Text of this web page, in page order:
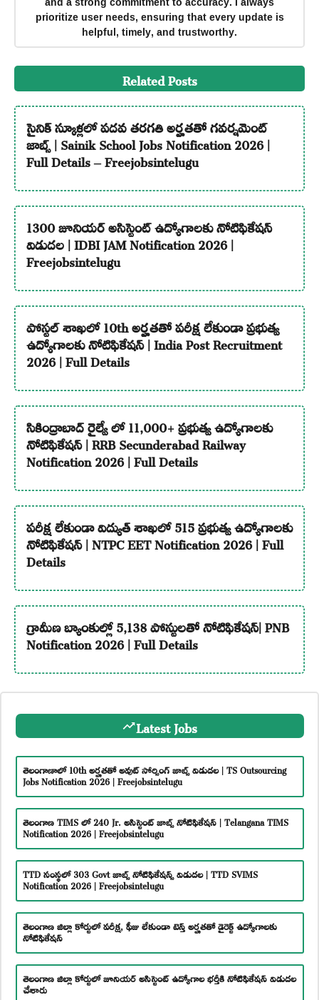
prioritize user needs, ensuring that every update is
helpful, timely, and trustworthy.
Related Posts
సైనిక్ స్కూళ్లలో పదవ తరగతి అర్హతతో గవర్నమెంట్
జాబ్స్ | Sainik School Jobs Notification 2026 |
Full Details – Freejobsintelugu
1300 జూనియర్ అసిస్టెంట్ ఉద్యోగాలకు నోటిఫికేషన్
విడుదల | IDBI JAM Notification 2026 |
Freejobsintelugu
పోస్టల్ శాఖలో 10th అర్హతతో పరీక్ష లేకుండా ప్రభుత్వ
ఉద్యోగాలకు నోటిఫికేషన్ | India Post Recruitment
2026 | Full Details
సికింద్రాబాద్ రైల్వే లో 11,000+ ప్రభుత్వ ఉద్యోగాలకు
నోటిఫికేషన్ | RRB Secunderabad Railway
Notification 2026 | Full Details
పరీక్ష లేకుండా విద్యుత్ శాఖలో 515 ప్రభుత్వ ఉద్యోగాలకు
నోటిఫికేషన్ | NTPC EET Notification 2026 | Full
Details
గ్రామీణ బ్యాంకుల్లో 5,138 పోస్టులతో నోటిఫికేషన్| PNB
Notification 2026 | Full Details
Latest Jobs
తెలంగాణాలో 10th అర్హతతో అవుట్ సోర్సింగ్ జాబ్స్ విడుదల | TS Outsourcing
Jobs Notification 2026 | Freejobsintelugu
తెలంగాణ TIMS లో 240 Jr. అసిస్టెంట్ జాబ్స్ నోటిఫికేషన్ | Telangana TIMS
Notification 2026 | Freejobsintelugu
TTD సంస్థలో 303 Govt జాబ్స్ నోటిఫికేషన్స్ విడుదల | TTD SVIMS
Notification 2026 | Freejobsintelugu
తెలంగాణ జిల్లా కోర్టులో పరీక్ష, ఫీజు లేకుండా టెన్త్ అర్హతతో డైరెక్ట్ ఉద్యోగాలకు
నోటిఫికేషన్
తెలంగాణ జిల్లా కోర్టులో జూనియర్ అసిస్టెంట్ ఉద్యోగాల భర్తీకి నోటిఫికేషన్ విడుదల
చేశారు